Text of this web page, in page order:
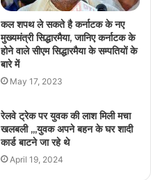
कल शपथ ले सकते है कर्नाटक के नए
मुख्यमंत्री सिद्धारमैया, जानिए कर्नाटक के
होने वाले सीएम सिद्धारमैया के सम्पतियों के
बारे में
May 17, 2023
रेलवे ट्रेक पर युवक की लाश मिली मचा
खलबली ,,,युवक अपने बहन के घर शादी
कार्ड बाटने जा रहे थे
April 19, 2024